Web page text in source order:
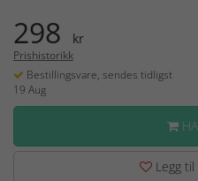
298 kr
Prishistorikk
Bestillingsvare, sendes tidligst
19 Aug
Legg